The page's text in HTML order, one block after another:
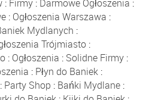
: Firmy : Darmowe Ogłoszenia :
: Ogłoszenia Warszawa :
Mydlanych :
Trójmiasto :
: Ogłoszenia : Solidne Firmy :
: Płyn do Baniek:
: Party Shop : Bańki Mydlane :